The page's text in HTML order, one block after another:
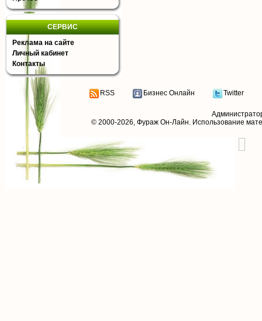
СЕРВИС
Реклама на сайте
Личный кабинет
Контакты
RSS Бизнес Онлайн Twitter
© 2000-2026, Фураж Он-Лайн. Использование